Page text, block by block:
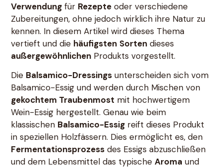
Verwendung für Rezepte oder verschiedene
Zubereitungen, ohne jedoch wirklich ihre Natur zu
kennen. In diesem Artikel wird dieses Thema
vertieft und die häufigsten Sorten dieses
außergewöhnlichen Produkts vorgestellt.
Die Balsamico-Dressings unterscheiden sich vom
Balsamico-Essig und werden durch Mischen von
gekochtem Traubenmost mit hochwertigem
Wein-Essig hergestellt. Genau wie beim
klassischen Balsamico-Essig reift dieses Produkt
in speziellen Holzfässern. Dies ermöglicht es, den
Fermentationsprozess des Essigs abzuschließen
und dem Lebensmittel das typische Aroma und